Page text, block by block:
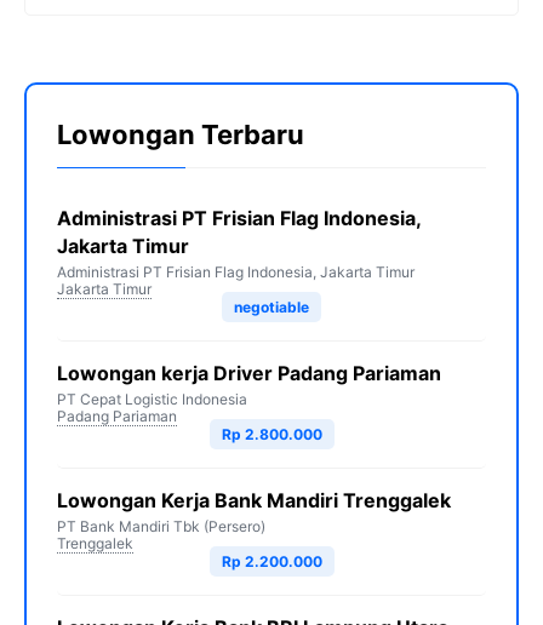
Lowongan Terbaru
Administrasi PT Frisian Flag Indonesia,
Jakarta Timur
Administrasi PT Frisian Flag Indonesia, Jakarta Timur
Jakarta Timur
negotiable
Lowongan kerja Driver Padang Pariaman
PT Cepat Logistic Indonesia
Padang Pariaman
Rp 2.800.000
Lowongan Kerja Bank Mandiri Trenggalek
PT Bank Mandiri Tbk (Persero)
Trenggalek
Rp 2.200.000